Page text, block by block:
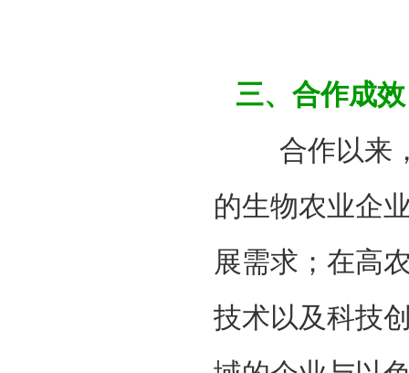
三、合作成效
合作以来，
的生物农业企
展需求；在高
技术以及科技